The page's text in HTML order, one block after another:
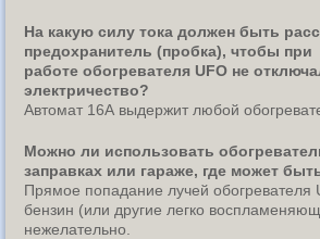
На какую силу тока должен быть
предохранитель (пробка), чтобы при
работе обогревателя UFO не
электричество?
Автомат 16А выдержит любой
Можно ли использовать
заправках или гараже, где может
Прямое попадание лучей обогревателя
бензин (или другие легко
нежелательно.